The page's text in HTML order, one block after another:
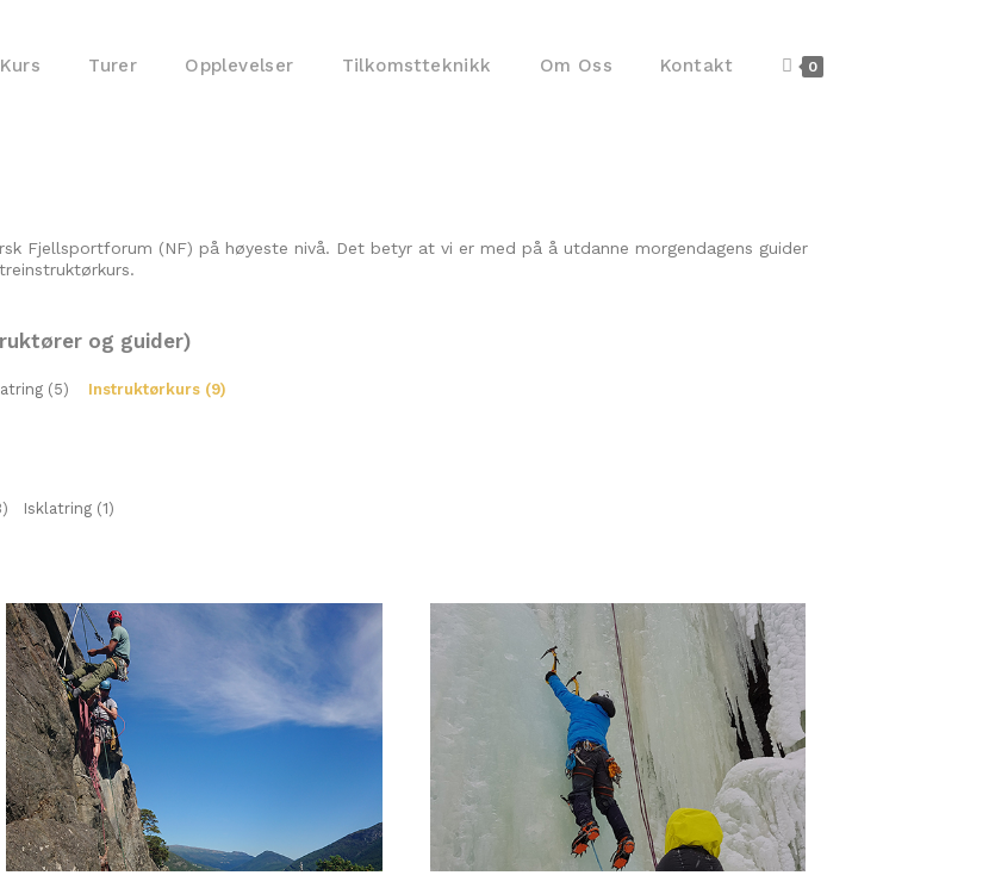
Kurs Turer Opplevelser Tilkomstteknikk Om Oss Kontakt 0
Fjellsportforum (NF) på høyeste nivå. Det betyr at vi er med på å utdanne morgendagens guider
og guider)
(5) Instruktørkurs (9)
Isklatring (1)